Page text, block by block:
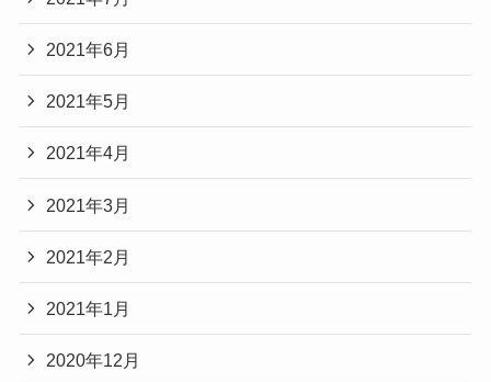
2021年6月
2021年5月
2021年4月
2021年3月
2021年2月
2021年1月
2020年12月